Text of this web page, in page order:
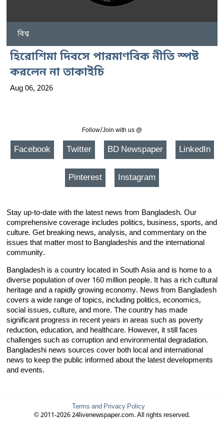
বিশ্ব
হিরোশিমা দিবসে পারমাণবিক নীতি স্পষ্ট
করলেন না তাকাইচি
Aug 06, 2026
Follow/Join with us @
Facebook Twitter BD Newspaper LinkedIn
Pinterest Instagram
Stay up-to-date with the latest news from Bangladesh. Our
comprehensive coverage includes politics, business, sports, and
culture. Get breaking news, analysis, and commentary on the
issues that matter most to Bangladeshis and the international
community.
Bangladesh is a country located in South Asia and is home to a
diverse population of over 160 million people. It has a rich cultural
heritage and a rapidly growing economy. News from Bangladesh
covers a wide range of topics, including politics, economics,
social issues, culture, and more. The country has made
significant progress in recent years in areas such as poverty
reduction, education, and healthcare. However, it still faces
challenges such as corruption and environmental degradation.
Bangladeshi news sources cover both local and international
news to keep the public informed about the latest developments
and events.
Terms and Privacy Policy
© 2011-2026 24livenewspaper.com. All rights reserved.